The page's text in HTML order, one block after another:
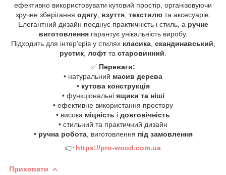
ефективно використовувати кутовий простір, організовуючи
зручне зберігання одягу взуття текстилю та аксесуарів.
Елегантний дизайн поєднує практичність і стиль, а ручне
виготовленнягарантує унікальність виробу.
Підходить для інтер’єрів у стилях класика, скандинавський
рустик лофт та старовинний
✅ Переваги:
• натуральний масив дерева
• кутова конструкція
• функціональні ящики та ніші
• ефективне використання простору
• висока міцність і довговічність
• стильний та практичний дизайн
• ручна робота, виготовлення під замовлення
👉 https://pro-wood.com.ua
Приховати